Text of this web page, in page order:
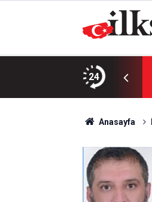
24
Anasayfa